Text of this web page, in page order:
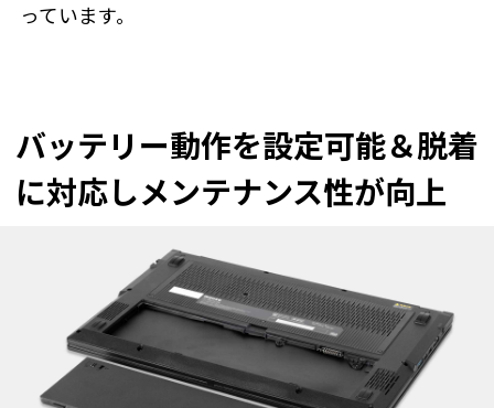
っています。
バッテリー動作を設定可能＆脱着
に対応しメンテナンス性が向上